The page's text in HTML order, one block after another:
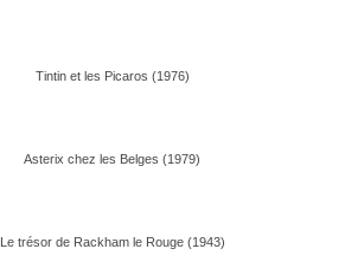
Tintin et les Picaros (1976)
Asterix chez les Belges (1979)
Le trésor de Rackham le Rouge (1943)